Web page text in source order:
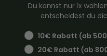
Du kannst nur 1x
entscheidest du
10€ Rabatt (ab
20€ Rabatt (ab